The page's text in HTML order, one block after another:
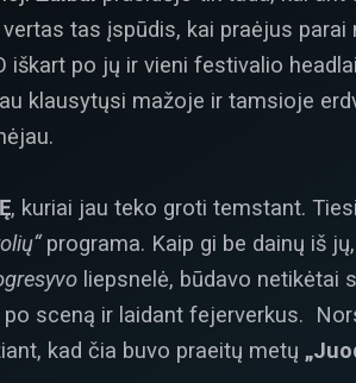
tas įspūdis, kai praėjus
iškart po jų ir vieni festivalio
klausytųsi mažoje ir tamsioje
, kuriai jau teko groti temstant.
programa. Kaip gi be dainų iš
liepsnelė, būdavo netikėtai
sceną ir laidant fejerverkus.
kad čia buvo praeitų metų